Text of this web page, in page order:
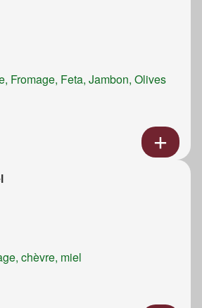
Fromage, Feta, Jambon, Olives
chèvre, miel